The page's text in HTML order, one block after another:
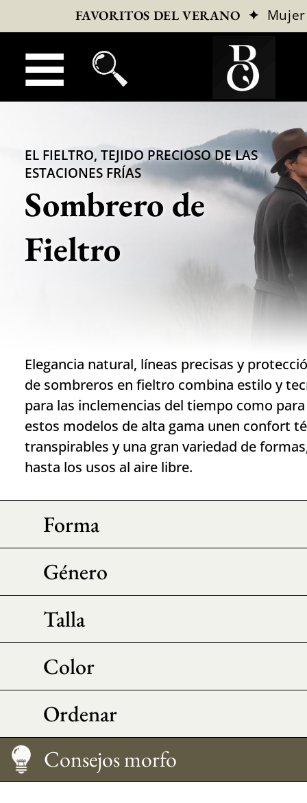
FAVORITOS DEL VERANO ✦ Mujer
EL FIELTRO, TEJIDO PRECIOSO DE LAS
ESTACIONES FRÍAS
Sombrero de
Fieltro
Elegancia natural, líneas precisas y
de sombreros en fieltro combina estilo y
para las inclemencias del tiempo como
estos modelos de alta gama unen confort
transpirables y una gran variedad de
hasta los usos al aire libre.
Forma
Género
Talla
Color
Ordenar
Cómo llevarlo
Medir su talla